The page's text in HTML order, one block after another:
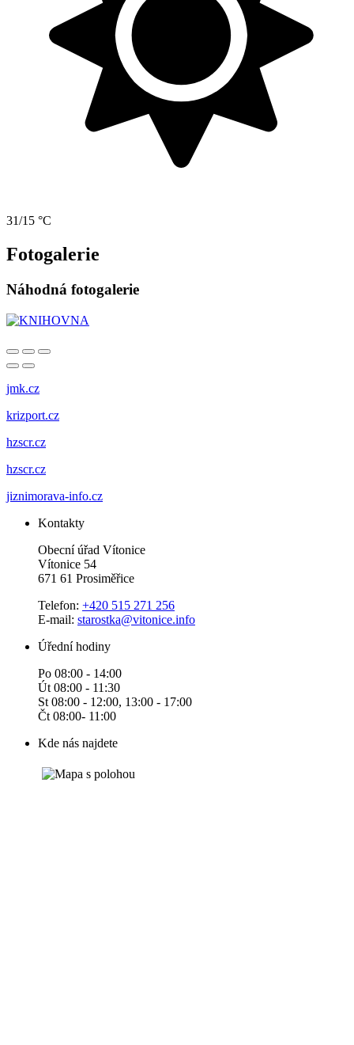
31/15 °C
Fotogalerie
Náhodná fotogalerie
jmk.cz
krizport.cz
hzscr.cz
hzscr.cz
jiznimorava-info.cz
Kontakty
Obecní úřad Vítonice
Vítonice 54
671 61 Prosiměřice
Telefon: +420 515 271 256
E-mail: starostka@vitonice.info
Úřední hodiny
Po 08:00 - 14:00
Út 08:00 - 11:30
St 08:00 - 12:00, 13:00 - 17:00
Čt 08:00- 11:00
Kde nás najdete